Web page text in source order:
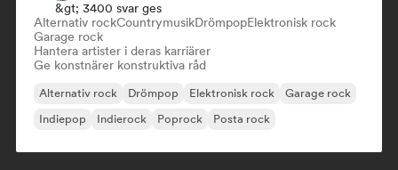
&gt; 3400 svar ges
Alternativ rockCountrymusikDrömpopElektronisk rock
Garage rock
Hantera artister i deras karriärer
Ge konstnärer konstruktiva råd
Alternativ rock Drömpop Elektronisk rock
Garage rock
Indiepop
Indierock Poprock Posta rock